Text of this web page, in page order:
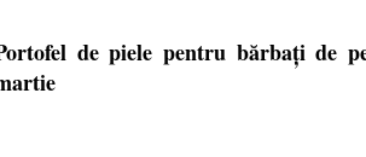
de piele pentru bărbați de